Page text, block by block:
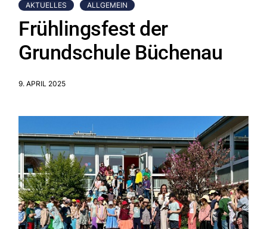
AKTUELLES ALLGEMEIN
Frühlingsfest der
Grundschule Büchenau
9. APRIL 2025